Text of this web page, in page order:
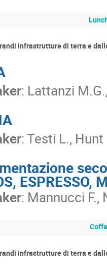
infrastrutture di terra e
: Lattanzi
:Testi L., Hunt
ESPRESSO,
: Mannucci F.,
infrastrutture di terra e